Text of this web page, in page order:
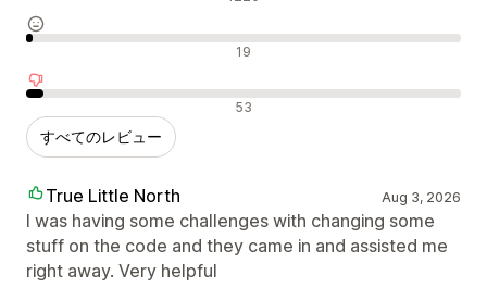
中間的なレビュー 19
否定的なレビュー 53
すべてのレビュー
True Little North Aug 3, 2026
I was having some challenges with changing some
stuff on the code and they came in and assisted me
right away. Very helpful